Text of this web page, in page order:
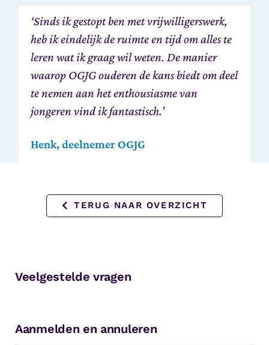
‘Sinds ik gestopt ben met vrijwilligerswerk,
heb ik eindelijk de ruimte en tijd om alles te
leren wat ik graag wil weten. De manier
waarop OGJG ouderen de kans biedt om deel
te nemen aan het enthousiasme van
jongeren vind ik fantastisch.’
Henk, deelnemer OGJG
TERUG NAAR OVERZICHT
Veelgestelde vragen
Aanmelden en annuleren